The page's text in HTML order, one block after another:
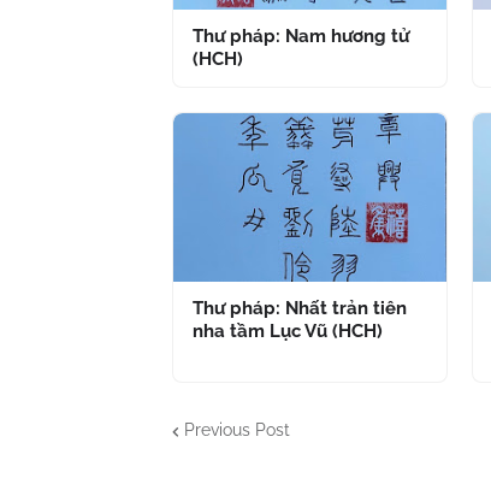
Thư pháp: Nam hương tử
(HCH)
Thư pháp: Nhất trản tiên
nha tầm Lục Vũ (HCH)
Previous Post